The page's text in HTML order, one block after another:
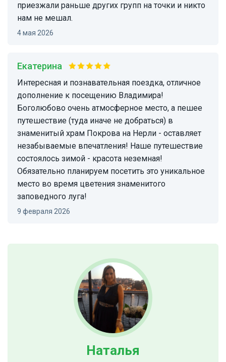
приезжали раньше других групп на точки и никто
нам не мешал.
4 мая 2026
Екатерина
Интересная и познавательная поездка, отличное
дополнение к посещению Владимира!
Боголюбово очень атмосферное место, а пешее
путешествие (туда иначе не добраться) в
знаменитый храм Покрова на Нерли - оставляет
незабываемые впечатления! Наше путешествие
состоялось зимой - красота неземная!
Обязательно планируем посетить это уникальное
место во время цветения знаменитого
заповедного луга!
9 февраля 2026
Наталья